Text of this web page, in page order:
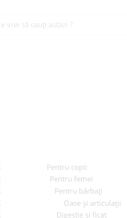
Pentru copii
Pentru femei
Pentru bărbați
Oase și articulații
Digestie și ficat